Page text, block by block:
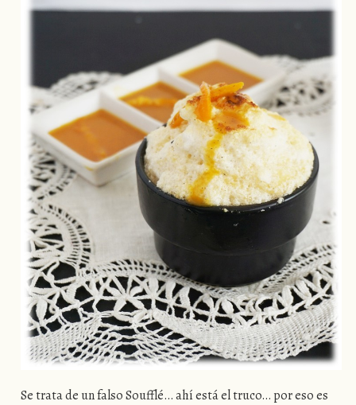
Se trata de un falso Soufflé… ahí está el truco… por eso es